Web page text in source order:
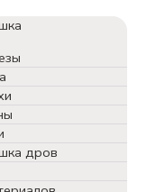
дров